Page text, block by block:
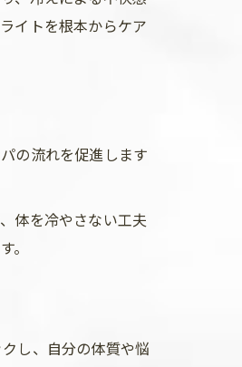
イトを根本からケア
の流れを促進します
体を冷やさない工夫
。
し、自分の体質や悩